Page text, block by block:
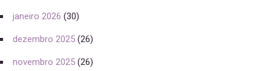
janeiro 2026 (30)
dezembro 2025 (26)
novembro 2025 (26)